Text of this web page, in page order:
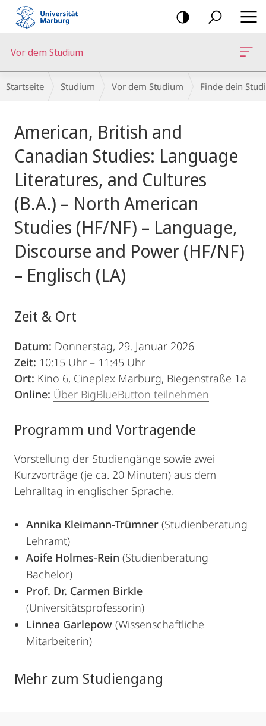
Mobile-
Navigation
Vor dem Studium
Breadcrumb-
Navigation
Startseite Studium Vor dem Studium Finde dein
American, British and
Canadian Studies: Language
Literatures, and Cultures
(B.A.) – North American
Studies (HF/NF) – Language,
Discourse and Power (HF/NF)
– Englisch (LA)
Zeit & Ort
Datum: Donnerstag, 29. Januar 2026
Zeit: 10:15 Uhr – 11:45 Uhr
Ort: Kino 6, Cineplex Marburg, Biegenstraße 1a
Online: Über BigBlueButton teilnehmen
Programm und Vortragende
Vorstellung der Studiengänge sowie zwei
Kurzvorträge (je ca. 20 Minuten) aus dem
Lehralltag in englischer Sprache.
Annika Kleimann-Trümner (Studienberatung
Lehramt)
Aoife Holmes-Rein (Studienberatung
Bachelor)
Prof. Dr. Carmen Birkle
(Universitätsprofessorin)
Linnea Garlepow (Wissenschaftliche
Mitarbeiterin)
Mehr zum Studiengang